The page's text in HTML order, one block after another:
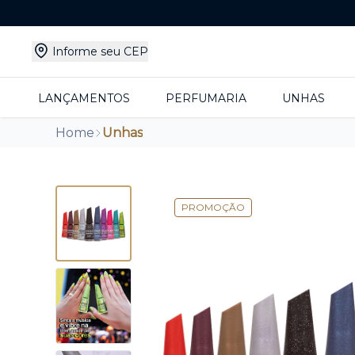
Informe seu CEP
LANÇAMENTOS PERFUMARIA UNHAS
Home Unhas
PROMOÇÃO